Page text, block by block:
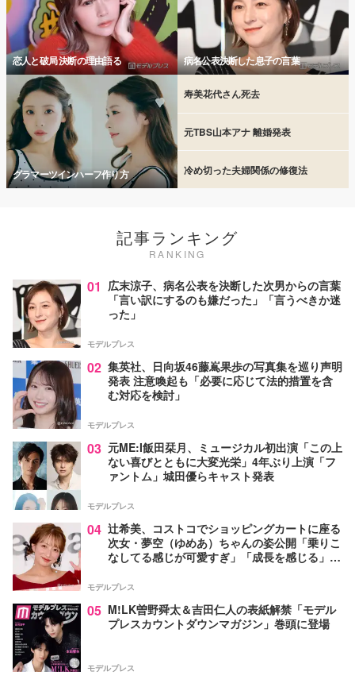
恋人と破局 決断の理由語る 病名公表決断した息子の言葉
グラマーツインハーフ作り方
寿美花代さん死去
元TBS山本アナ 離婚発表
冷め切った夫婦関係の修復法
記事ランキング
RANKING
01 広末涼子、病名公表を決断した次男からの言葉
「言い訳にするのも嫌だった」「言うべきか迷
った」
モデルプレス
02 集英社、日向坂46藤嶌果歩の写真集を巡り声明
発表 注意喚起も「必要に応じて法的措置を含
む対応を検討」
モデルプレス
03 元ME:I飯田栞月、ミュージカル初出演「この上
ない喜びとともに大変光栄」4年ぶり上演「フ
ァントム」城田優らキャスト発表
モデルプレス
04 辻希美、コストコでショッピングカートに座る
次女・夢空（ゆめあ）ちゃんの姿公開「乗りこ
なしてる感じが可愛すぎ」「成長を感じる」の
モデルプレス
05 M!LK曽野舜太＆吉田仁人の表紙解禁「モデル
プレスカウントダウンマガジン」巻頭に登場
モデルプレス